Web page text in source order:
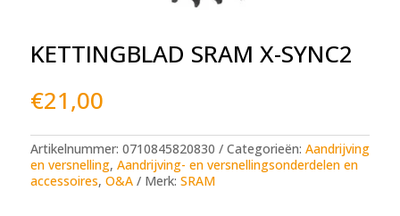
KETTINGBLAD SRAM X-SYNC2
€21,00
Artikelnummer: 0710845820830 Categorieën: Aandrijving
en versnelling, Aandrijving- en versnellingsonderdelen en
accessoires, O&A Merk: SRAM